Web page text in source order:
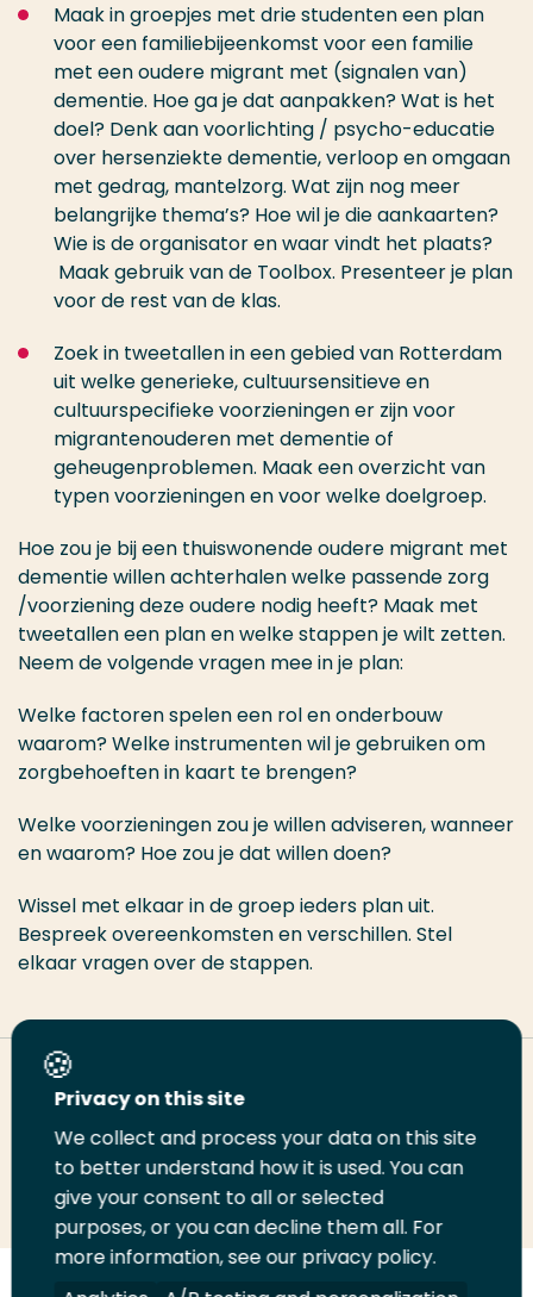
Maak in groepjes met drie studenten een plan
voor een familiebijeenkomst voor een familie
met een oudere migrant met (signalen van)
dementie. Hoe ga je dat aanpakken? Wat is het
doel? Denk aan voorlichting / psycho-educatie
over hersenziekte dementie, verloop en omgaan
met gedrag, mantelzorg. Wat zijn nog meer
belangrijke thema’s? Hoe wil je die aankaarten?
Wie is de organisator en waar vindt het plaats?
Maak gebruik van de Toolbox. Presenteer je plan
voor de rest van de klas.
Zoek in tweetallen in een gebied van Rotterdam
uit welke generieke, cultuursensitieve en
cultuurspecifieke voorzieningen er zijn voor
migrantenouderen met dementie of
geheugenproblemen. Maak een overzicht van
typen voorzieningen en voor welke doelgroep.
Hoe zou je bij een thuiswonende oudere migrant met
dementie willen achterhalen welke passende zorg
/voorziening deze oudere nodig heeft? Maak met
tweetallen een plan en welke stappen je wilt zetten.
Neem de volgende vragen mee in je plan:
Welke factoren spelen een rol en onderbouw
waarom? Welke instrumenten wil je gebruiken om
zorgbehoeften in kaart te brengen?
Welke voorzieningen zou je willen adviseren, wanneer
en waarom? Hoe zou je dat willen doen?
Wissel met elkaar in de groep ieders plan uit.
Bespreek overeenkomsten en verschillen. Stel
elkaar vragen over de stappen.
Deel deze pagina
Deel
LinkedIn
Deel
op
Twitter
Deel
op
Facebook
Email
deze
pagina
Print
deze
pagina
Privacy on this site
We collect and process your data on this site
to better understand how it is used. You can
give your consent to all or selected
purposes, or you can decline them all. For
more information, see our privacy policy.